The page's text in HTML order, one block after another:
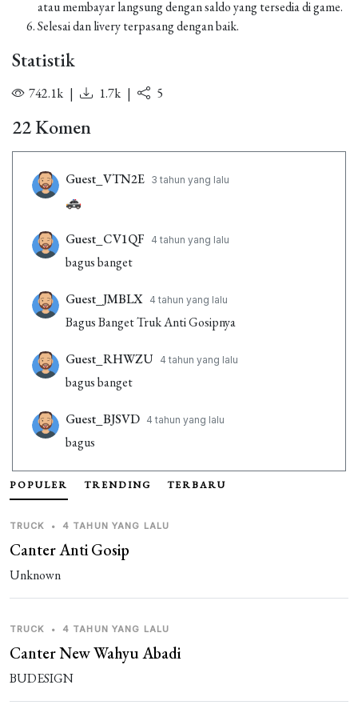
atau membayar langsung dengan saldo yang tersedia di game.
Selesai dan livery terpasang dengan baik.
Statistik
742.1k | 1.7k | 5
22 Komen
Guest_VTN2E 3 tahun yang lalu
🚓
Guest_CV1QF 4 tahun yang lalu
bagus banget
Guest_JMBLX 4 tahun yang lalu
Bagus Banget Truk Anti Gosipnya
Guest_RHWZU 4 tahun yang lalu
bagus banget
Guest_BJSVD 4 tahun yang lalu
bagus
Guest_XULEW 4 tahun yang lalu
aka did
abang ini bagus
Guest_NRCXQ 4 tahun yang lalu
bagus banget
Guest_WHRMA 4 tahun yang lalu
aku ganteng
POPULER TRENDING TERBARU
TRUCK • 4 TAHUN YANG LALU
Canter Anti Gosip
Unknown
TRUCK • 4 TAHUN YANG LALU
Canter New Wahyu Abadi
BUDESIGN